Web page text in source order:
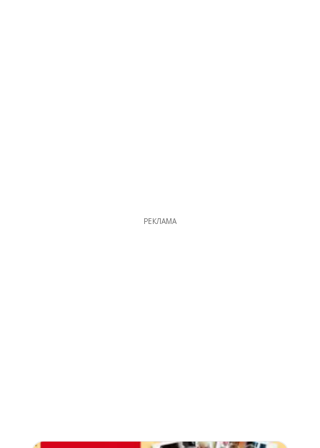
РЕКЛАМА